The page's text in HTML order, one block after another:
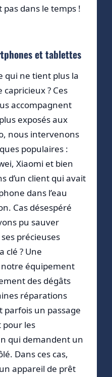
dans le temps !
et tablettes
qui ne tient plus la
? Ces
accompagnent
exposés aux
nous intervenons
populaires :
Xiaomi et bien
d’un client qui avait
dans l’eau
Cas désespéré
pu sauver
précieuses
clé ? Une
équipement
des dégâts
réparations
parfois un passage
pour les
qui demandent un
Dans ces cas,
appareil de prêt